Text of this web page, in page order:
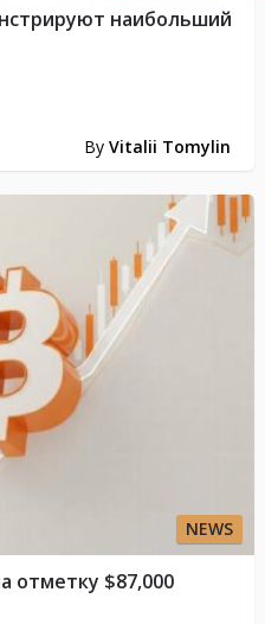
By Vitalii Tomylin
наибольший
NEWS
отметку $87,000